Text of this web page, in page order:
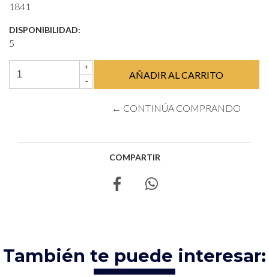
1841
DISPONIBILIDAD:
5
+
-
← CONTINÚA COMPRANDO
COMPARTIR
También te puede interesar: